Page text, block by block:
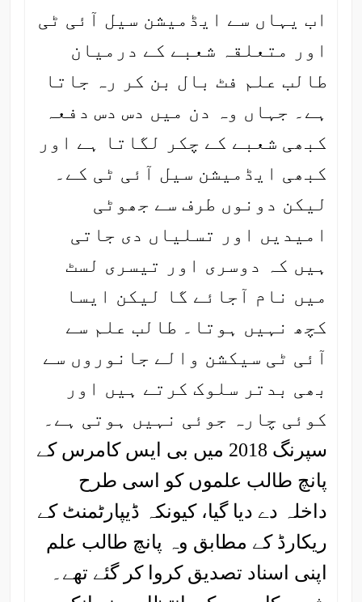
اب یہاں سے ایڈمیشن سیل آئی ٹی
اور متعلقہ شعبے کے درمیان
طالب علم فٹ بال بن کر رہ جاتا
ہے۔ جہاں وہ دن میں دس دس دفعہ
کبھی شعبے کے چکر لگاتا ہے اور
کبھی ایڈمیشن سیل آئی ٹی کے۔
لیکن دونوں طرف سے جھوٹی
امیدیں اور تسلیاں دی جاتی
ہیں کہ دوسری اور تیسری لسٹ
میں نام آجائے گا لیکن ایسا
کچھ نہیں ہوتا۔ طالب علم سے
آئی ٹی سیکشن والے جانوروں سے
بھی بدتر سلوک کرتے ہیں اور
کوئی چارہ جوئی نہیں ہوتی ہے۔
سپرنگ 2018 میں بی ایس کامرس کے
پانچ طالب علموں کو اسی طرح
داخلہ دے دیا گیا، کیونکہ ڈیپارٹمنٹ کے
ریکارڈ کے مطابق وہ پانچ طالب علم
اپنی اسناد تصدیق کروا کر گئے تھے۔